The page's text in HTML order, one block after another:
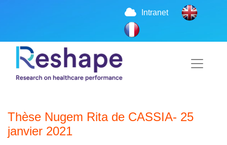
Intranet
Thèse Nugem Rita de CASSIA- 25
janvier 2021